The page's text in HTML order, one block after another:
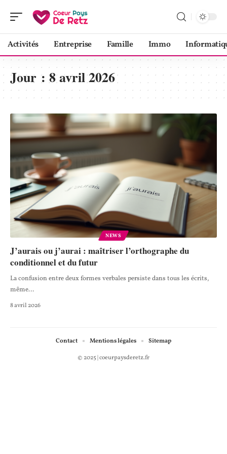
Activités Entreprise Famille Immo
Jour :8 avril 2026
NEWS
J’aurais ou j’aurai : maîtriser l’orthographe du
conditionnel et du futur
La confusion entre deux formes verbales persiste dans tous les écrits,
même…
8 avril 2026
© 2025 | coeurpaysderetz.fr
Contact Mentions légales Sitemap